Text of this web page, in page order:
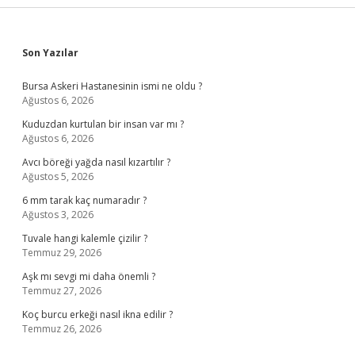
Sidebar
Son Yazılar
Bursa Askeri Hastanesinin ismi ne oldu ?
Ağustos 6, 2026
Kuduzdan kurtulan bir insan var mı ?
Ağustos 6, 2026
Avcı böreği yağda nasıl kızartılır ?
Ağustos 5, 2026
6 mm tarak kaç numaradır ?
Ağustos 3, 2026
Tuvale hangi kalemle çizilir ?
Temmuz 29, 2026
Aşk mı sevgi mi daha önemli ?
Temmuz 27, 2026
Koç burcu erkeği nasıl ikna edilir ?
Temmuz 26, 2026